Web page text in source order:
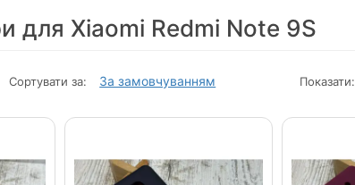
для Xiaomi Redmi Note 9S
Сортувати за: За замовчуванням Показати: